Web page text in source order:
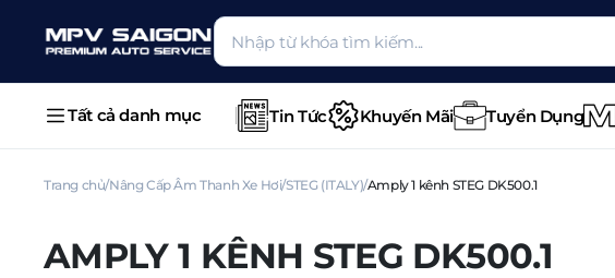
Tất cả danh mục Tin Tức Khuyến Mãi Tuyển Dụng
Trang chủ Nâng Cấp Âm Thanh Xe Hơi STEG (ITALY) Amply 1 kênh STEG DK500.1
AMPLY 1 KÊNH STEG DK500.1